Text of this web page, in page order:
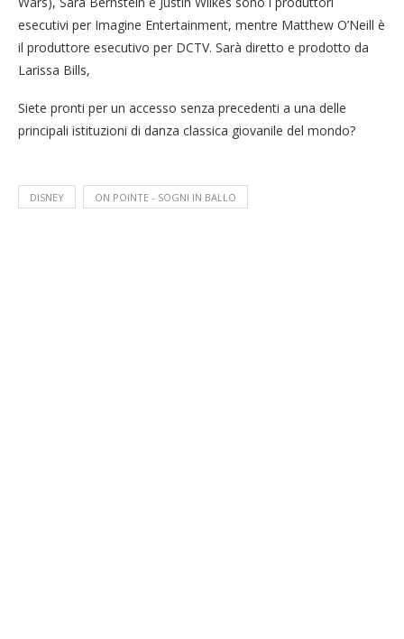
esecutivi per Imagine Entertainment, mentre Matthew O’Neill è
il produttore esecutivo per DCTV. Sarà diretto e prodotto da
Larissa Bills,
Siete pronti per un accesso senza precedenti a una delle
principali istituzioni di danza classica giovanile del mondo?
DISNEY ON POINTE - SOGNI IN BALLO